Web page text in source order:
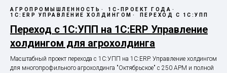
АГРОПРОМЫШЛЕННОСТЬ
1С-ПРОЕКТ ГОДА
1С:ERP УПРАВЛЕНИЕ ХОЛДИНГОМ
ПЕРЕХОД С 1С:УПП
Переход с 1С:УПП на 1С:ERP Управление
холдингом для агрохолдинга
Масштабный проект перехода с 1С:УПП на 1С:ERP. Управление холдингом
для многопрофильного агрохолдинга "Октябрьское" с 250 АРМ и полной